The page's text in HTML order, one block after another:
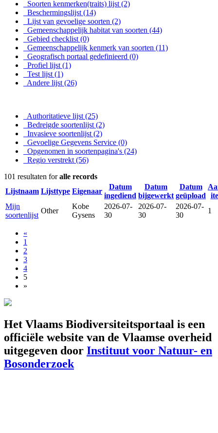
Soorten kenmerken(traits) lijst (2)
Beschermingslijst (14)
Lijst van gevoelige soorten (2)
Gemeenschappelijk habitat van soorten (44)
Gebied checklist (0)
Gemeenschappelijk kenmerk van soorten (11)
Geografisch portaal gedefinieerd (0)
Profiel lijst (1)
Test lijst (1)
Andere lijst (26)
Authoritatieve lijst (25)
Bedreigde soortenlijst (2)
Invasieve soortenlijst (2)
Gevoelige Gegevens Service (0)
Opgenomen in soortenpagina's (24)
Regio verstrekt (56)
101 resultaten foralle records
Lijstnaam Lijsttype Eigenaar
Datum
ingediend
Datum
bijgewerkt
Datum
geüpload
Mijn
soortenlijst
Other
Kobe
Gysens
2026-07-
30
2026-07-
30
2026-07-
30
1
«
1
2
3
4
5
»
Het Vlaams Biodiversiteitsportaal is een
officiële website van de Vlaamse overheid
uitgegeven door Instituut voor Natuur- en
Bosonderzoek